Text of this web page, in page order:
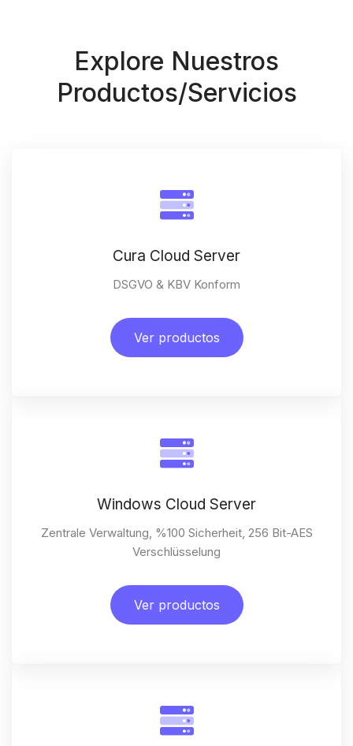
Explore Nuestros
Productos/servicios
Cura Cloud Server
DSGVO & KBV Konform
Ver productos
Windows Cloud Server
Zentrale Verwaltung, %100 Sicherheit, 256 Bit-AES
Verschlüsselung
Ver productos